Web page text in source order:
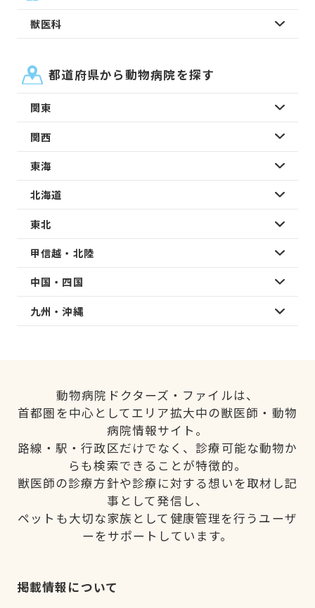
獣医科
都道府県から動物病院を探す
関東
関西
東海
北海道
東北
甲信越・北陸
中国・四国
九州・沖縄
動物病院ドクターズ・ファイルは、
首都圏を中心としてエリア拡大中の獣医師・動物
病院情報サイト。
路線・駅・行政区だけでなく、診療可能な動物か
らも検索できることが特徴的。
獣医師の診療方針や診療に対する想いを取材し記
事として発信し、
ペットも大切な家族として健康管理を行うユーザ
ーをサポートしています。
掲載情報について